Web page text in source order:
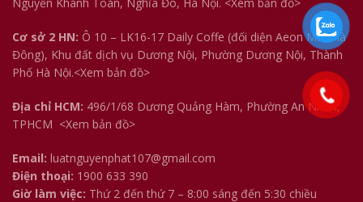
Cơ sở 2 HN: Ô 10 – LK16-17 Daily Coffe (đối diện Aeon Mall Hà
Đông), Khu đất dịch vụ Dương Nội, Phường Dương Nội, Thành
Phố Hà Nội.<Xem bản đồ>
Địa chỉ HCM: 496/1/68 Dương Quảng Hàm, Phường An Nhơn,
TPHCM <Xem bản đồ>
Email: luatnguyenphat107@gmail.com
Điện thoại: 1900 633 390
Giờ làm việc: Thứ 2 đến thứ 7 – 8:00 sáng đến 5:30 chiều